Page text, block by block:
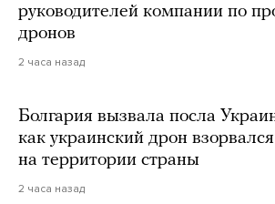
руководителей компании по
дронов
2 часа назад
Болгария вызвала посла
как украинский дрон взорвался
на территории страны
2 часа назад